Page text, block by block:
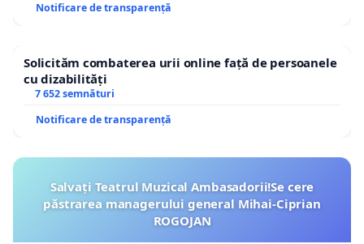
Notificare de transparență
Solicităm combaterea urii online față de persoanele
cu dizabilități
7 652 semnături
Notificare de transparență
Salvați Teatrul Muzical Ambasadorii!Se cere
păstrarea managerului general Mihai-Ciprian
ROGOJAN